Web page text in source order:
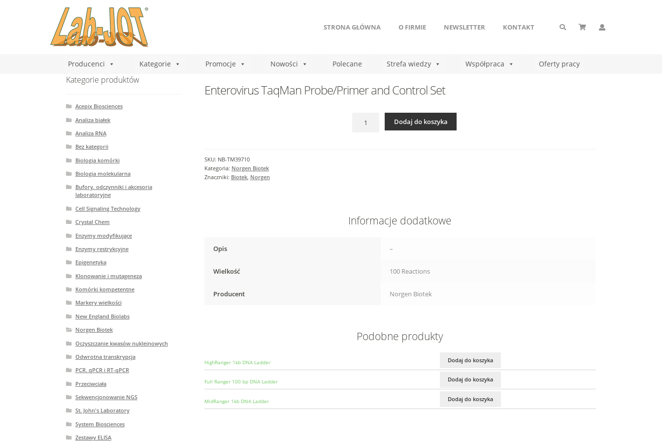
STRONA GŁÓWNA O FIRMIE NEWSLETTER KONTAKT
Producenci Kategorie Promocje Nowości Polecane Strefa wiedzy Współpraca Oferty pracy
Enterovirus TaqMan Probe/Primer and Control Set
Enterovirus
Dodaj do koszyka
SKU: NB-TM39710
Kategoria: Norgen Biotek
Znaczniki: Biotek, Norgen
Informacje dodatkowe
Opis –
Wielkość 100 Reactions
Producent Norgen Biotek
Podobne produkty
HighRanger 1kb DNA Ladder Dodaj do koszyka
Full Ranger 100 bp DNA Ladder Dodaj do koszyka
MidRanger 1kb DNA Ladder Dodaj do koszyka
Kategorie produktów
Acepix Biosciences
Analiza białek
Analiza RNA
Bez kategorii
Biologia komórki
Biologia molekularna
Bufory. odczynniki i akcesoria
laboratoryjne
Cell Signaling Technology
Crystal Chem
Enzymy modyfikujące
Enzymy restrykcyjne
Epigenetyka
Klonowanie i mutageneza
Komórki kompetentne
Markery wielkości
New England Biolabs
Norgen Biotek
Oczyszczanie kwasów nukleinowych
Odwrotna transkrypcja
PCR. qPCR i RT-qPCR
Przeciwciała
Sekwencjonowanie NGS
St. John's Laboratory
System Biosciences
Zestawy ELISA